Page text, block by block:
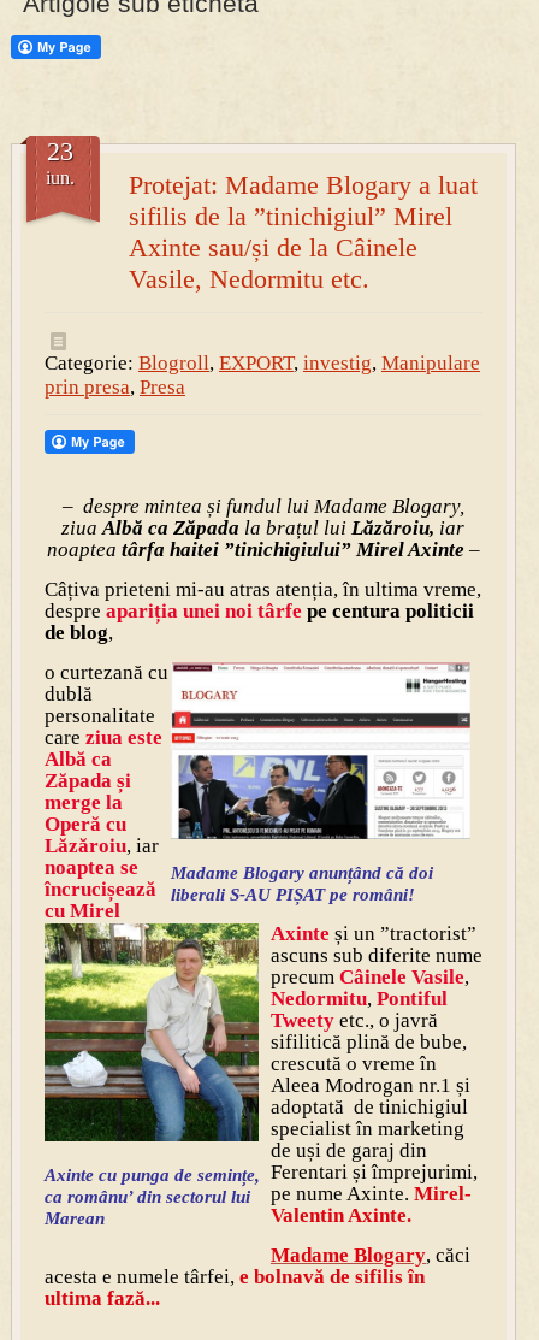
PRESA
Protejat: Madame Blogary a luat
sifilis de la ”tinichigiul” Mirel
Axinte sau/și de la Câinele
Vasile, Nedormitu etc.
23
iun.
Categorie: Blogroll, EXPORT, investig, Manipulare
prin presa, Presa
– despre mintea și fundul lui Madame Blogary,
ziuaAlbă ca Zăpada la brațul luiLăzăroiu, iar
noaptea târfa haitei ”tinichigiului” Mirel Axinte –
Câțiva prieteni mi-au atras atenția, în ultima vreme,
despre apariția unei noi târfe pe centura politicii
de blog,
Madame Blogary anunțând că doi
liberali S-AU PIȘAT pe români!
Axinte cu punga de semințe,
ca românu’ din sectorul lui
Marean
o curtezană cu
dublă
personalitate
care ziua este
Albă ca
Zăpada și
merge la
Operă cu
Lăzăroiu, iar
noaptea se
încrucișează
cu Mirel
Axinte și un ”tractorist”
ascuns sub diferite nume
precum Câinele Vasile,
Nedormitu, Pontiful
Tweetyetc., o javră
sifilitică plină de bube,
crescută o vreme în
Aleea Modrogan nr.1 și
adoptată de tinichigiul
specialist în marketing
de uși de garaj din
Ferentari și împrejurimi,
pe nume Axinte. Mirel-
Valentin Axinte.
Madame Blogary, căci
acesta e numele târfei, e bolnavă de sifilis în
ultima fază...